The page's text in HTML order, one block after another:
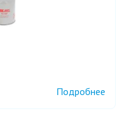
Подробнее